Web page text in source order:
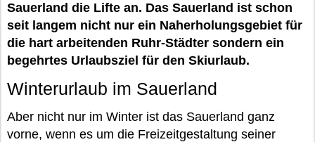
Sauerland die Lifte an. Das Sauerland ist schon
seit langem nicht nur ein Naherholungsgebiet für
die hart arbeitenden Ruhr-Städter sondern ein
begehrtes Urlaubsziel für den Skiurlaub.
Winterurlaub im Sauerland
Aber nicht nur im Winter ist das Sauerland ganz
vorne, wenn es um die Freizeitgestaltung seiner